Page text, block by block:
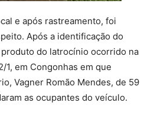
e após rastreamento, foi
Após a identificação do
do latrocínio ocorrido na
em Congonhas em que
Vagner Romão Mendes, de 59
as ocupantes do veículo.